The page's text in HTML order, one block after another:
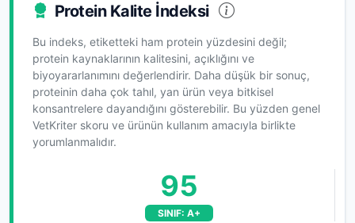
Protein Kalite İndeksi
Bu indeks, etiketteki ham protein yüzdesini değil;
protein kaynaklarının kalitesini, açıklığını ve
biyoyararlanımını değerlendirir. Daha düşük bir sonuç,
proteinin daha çok tahıl, yan ürün veya bitkisel
konsantrelere dayandığını gösterebilir. Bu yüzden genel
VetKriter skoru ve ürünün kullanım amacıyla birlikte
yorumlanmalıdır.
95
SINIF: A+